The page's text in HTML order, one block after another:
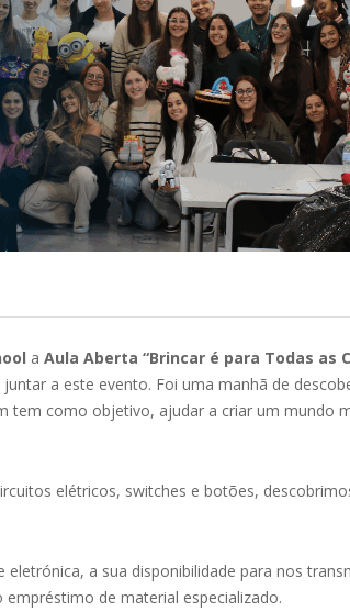
a Aula Aberta “Brincar é para Todas as
a este evento. Foi uma manhã de
como objetivo, ajudar a criar um mundo
elétricos, switches e botões,
a sua disponibilidade para nos
empréstimo de material especializado.